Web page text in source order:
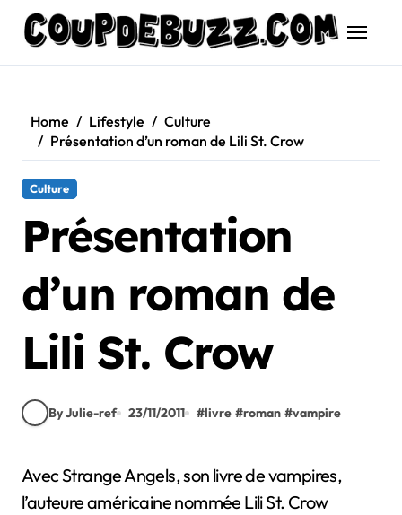
content
Home Lifestyle
Culture
Présentation d’un roman de Lili St. Crow
Culture
Présentation
d’un roman de
Lili St. Crow
By Julie-ref 23/11/2011 #livre #roman #vampire
Avec Strange Angels, son livre de vampires,
l’auteure américaine nommée Lili St. Crow